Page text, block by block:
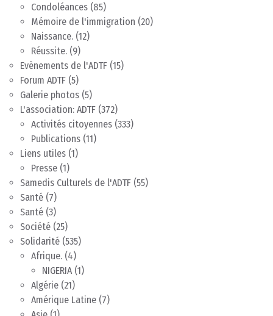
Condoléances (85)
Mémoire de l'immigration (20)
Naissance. (12)
Réussite. (9)
Evènements de l'ADTF (15)
Forum ADTF (5)
Galerie photos (5)
L'association: ADTF (372)
Activités citoyennes (333)
Publications (11)
Liens utiles (1)
Presse (1)
Samedis Culturels de l'ADTF (55)
Santé (7)
Santé (3)
Société (25)
Solidarité (535)
Afrique. (4)
NIGERIA(1)
Algérie (21)
Amérique Latine (7)